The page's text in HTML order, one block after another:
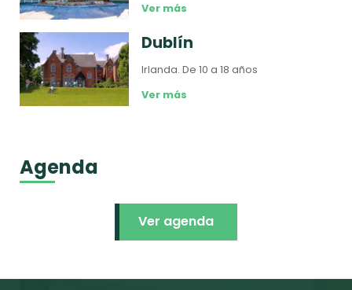
Ver más
Dublín
Irlanda.De 10 a 18 años
Ver más
Agenda
Ver agenda